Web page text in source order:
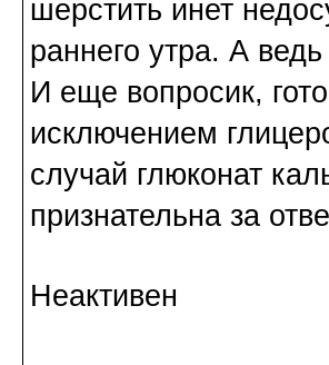
шерстить инет
раннего утра. А
И еще вопросик,
исключением
случай глюконат
признательна за
Неактивен